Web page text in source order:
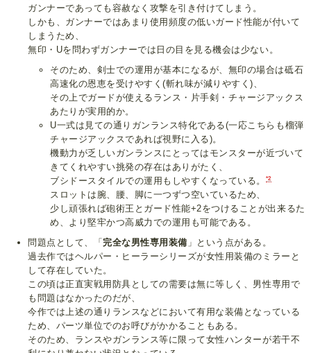
ガンナーであっても容赦なく攻撃を引き付けてしまう。
しかも、ガンナーではあまり使用頻度の低いガード性能が付いて
しまうため、
無印・Uを問わずガンナーでは日の目を見る機会は少ない。
そのため、剣士での運用が基本になるが、無印の場合は砥石
高速化の恩恵を受けやすく(斬れ味が減りやすく)、
その上でガードが使えるランス・片手剣・チャージアックス
あたりが実用的か。
U一式は見ての通りガンランス特化である(一応こちらも榴弾
チャージアックスであれば視野に入る)。
機動力が乏しいガンランスにとってはモンスターが近づいて
きてくれやすい挑発の存在はありがたく、
ブシドースタイルでの運用もしやすくなっている。
*2
スロットは腕、腰、脚に一つずつ空いているため、
少し頑張れば砲術王とガード性能+2をつけることが出来るた
め、より堅牢かつ高威力での運用も可能である。
問題点として、「完全な男性専用装備 」という点がある。
過去作ではヘルパー・ヒーラーシリーズが女性用装備のミラーと
して存在していた。
この頃は正直実戦用防具としての需要は無に等しく、男性専用で
も問題はなかったのだが、
今作では上述の通りランスなどにおいて有用な装備となっている
ため、パーツ単位でのお呼びがかかることもある。
そのため、ランスやガンランス等に限って女性ハンターが若干不